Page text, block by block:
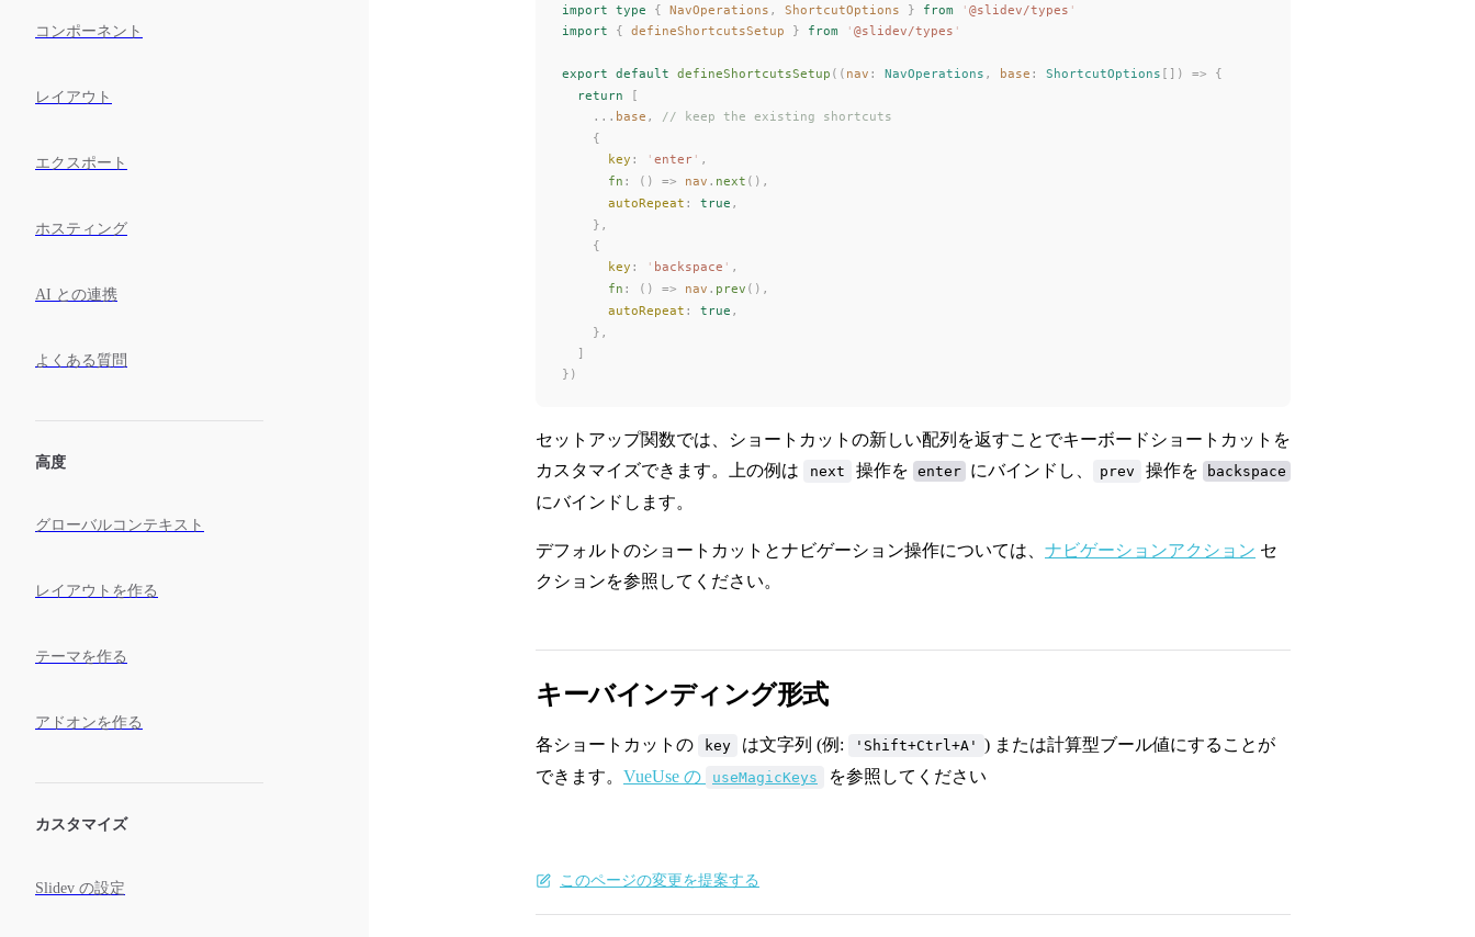
コンポーネント
レイアウト
エクスポート
ホスティング
AI との連携
よくある質問
高度
グローバルコンテキスト
レイアウトを作る
テーマを作る
アドオンを作る
カスタマイズ
Slidev の設定
import type { NavOperations , ShortcutOptions } from ' @slidev/types '
import { defineShortcutsSetup } from ' @slidev/types '
export default defineShortcutsSetup (( nav : NavOperations , base : ShortcutOptions []) => {
  return
[
    ...
base ,
// keep the existing shortcuts
    {
key : ' enter ' ,
fn : () => nav . next (),
autoRepeat : true ,
    },
    {
key : ' backspace ' ,
fn : () => nav . prev (),
autoRepeat : true ,
    },
  ]
})
セットアップ関数では、ショートカットの新しい配列を返すことでキーボードショートカットを
カスタマイズできます。上の例は
next 操作を enter にバインドし、 prev 操作を backspace
にバインドします。
デフォルトのショートカットとナビゲーション操作については、 ナビゲーションアクション セ
クションを参照してください。
キーバインディング形式
各ショートカットの key は文字列 (例: 'Shift+Ctrl+A' ) または計算型ブール値にすることが
できます。 VueUse の useMagicKeys を参照してください
このページの変更を提案する